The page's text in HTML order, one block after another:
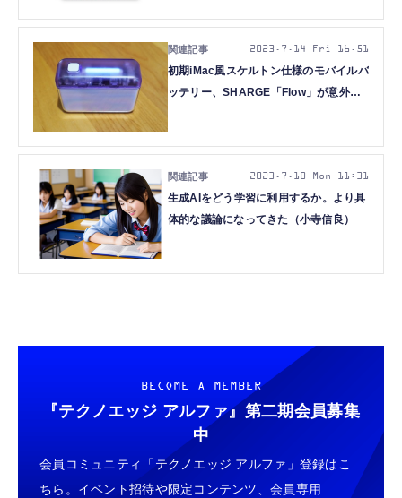
初期iMac風スケルトン仕様のモバイルバ
ッテリー、SHARGE「Flow」が意外に
2023.7.14 Fri 16:51
生成AIをどう学習に利用するか。より具
体的な議論になってきた（小寺信良）
2023.7.10 Mon 11:31
BECOME A MEMBER
『テクノエッジ アルファ』 第二期会員募集
中
会員コミュニティ「テクノエッジ アルファ」登録はこ
ちら。イベント招待や限定コンテンツ、会員専用